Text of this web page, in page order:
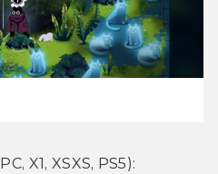
X1, XSXS, PS5):